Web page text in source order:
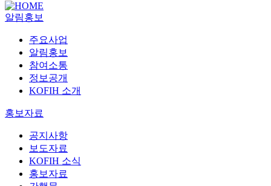
알림홍보
주요사업
알림홍보
참여소통
정보공개
KOFIH 소개
홍보자료
공지사항
보도자료
KOFIH 소식
홍보자료